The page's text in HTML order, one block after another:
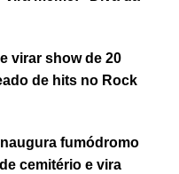
virar show de 20
de hits no Rock
fumódromo
cemitério e vira